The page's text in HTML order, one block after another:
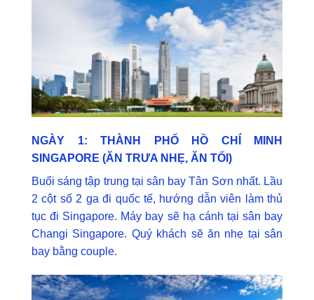
NGÀY 1: THÀNH PHỐ HỒ CHÍ MINH
SINGAPORE (ĂN TRƯA NHẸ, ĂN TỐI)
Buổi sáng tập trung tại sân bay Tân Sơn nhất. Lầu
2 cột số 2 ga đi quốc tế, hướng dẫn viên làm thủ
tục đi Singapore. Máy bay sẽ hạ cánh tại sân bay
Changi Singapore. Quý khách sẽ ăn nhẹ tại sân
bay bằng couple.